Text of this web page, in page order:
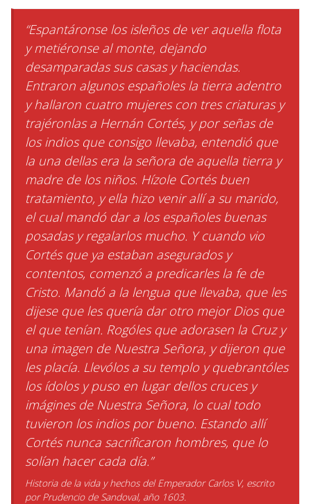
“Espantáronse los isleños de ver aquella flota
y metiéronse al monte, dejando
desamparadas sus casas y haciendas.
Entraron algunos españoles la tierra adentro
y hallaron cuatro mujeres con tres criaturas y
trajéronlas a Hernán Cortés, y por señas de
los indios que consigo llevaba, entendió que
la una dellas era la señora de aquella tierra y
madre de los niños. Hízole Cortés buen
tratamiento, y ella hizo venir allí a su marido,
el cual mandó dar a los españoles buenas
posadas y regalarlos mucho. Y cuando vio
Cortés que ya estaban asegurados y
contentos, comenzó a predicarles la fe de
Cristo. Mandó a la lengua que llevaba, que les
dijese que les quería dar otro mejor Dios que
el que tenían. Rogóles que adorasen la Cruz y
una imagen de Nuestra Señora, y dijeron que
les placía. Llevólos a su templo y quebrantóles
los ídolos y puso en lugar dellos cruces y
imágines de Nuestra Señora, lo cual todo
tuvieron los indios por bueno. Estando allí
Cortés nunca sacrificaron hombres, que lo
solían hacer cada día.”
Historia de la vida y hechos del Emperador Carlos V, escrito
por Prudencio de Sandoval, año 1603.